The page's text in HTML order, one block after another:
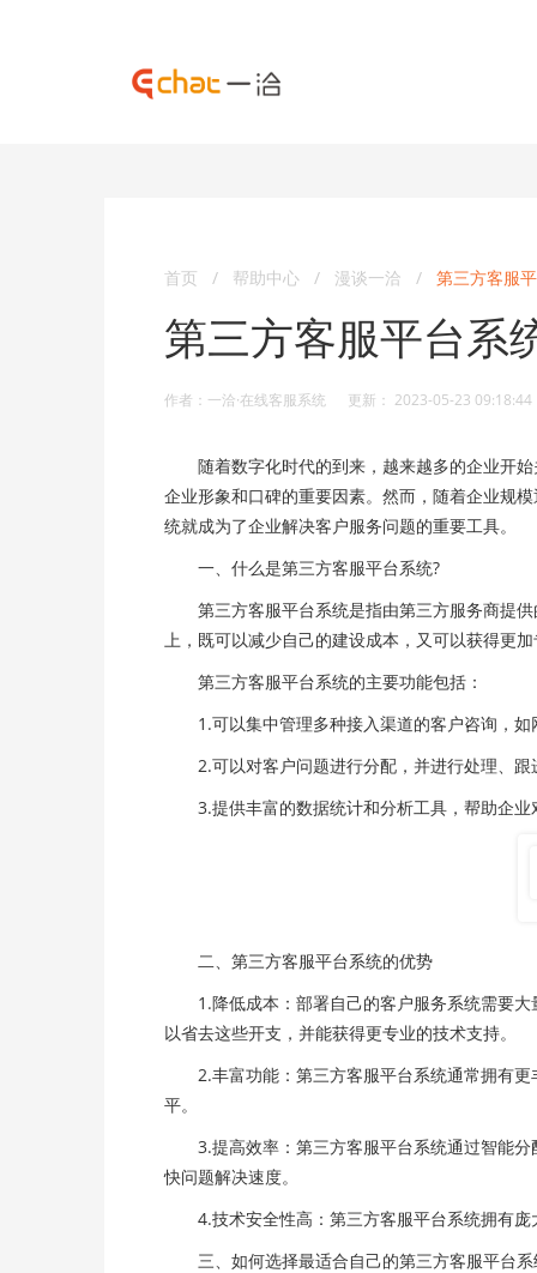
首页 / 帮助中心 / 漫谈一洽 / 第三方客服
第三方客服平台系
作者：一洽·在线客服系统 更新： 2023-05-23 09:18:44
随着数字化时代的到来，越来越多的企业开始
企业形象和口碑的重要因素。然而，随着企业规
统就成为了企业解决客户服务问题的重要工具。
一、什么是第三方客服平台系统?
第三方客服平台系统是指由第三方服务商提供
上，既可以减少自己的建设成本，又可以获得更
第三方客服平台系统的主要功能包括：
1.可以集中管理多种接入渠道的客户咨询，如
2.可以对客户问题进行分配，并进行处理、跟
3.提供丰富的数据统计和分析工具，帮助企业
二、第三方客服平台系统的优势
1.降低成本：部署自己的客户服务系统需要大
以省去这些开支，并能获得更专业的技术支持。
2.丰富功能：第三方客服平台系统通常拥有更
平。
3.提高效率：第三方客服平台系统通过智能分
快问题解决速度。
4.技术安全性高：第三方客服平台系统拥有庞
三、如何选择最适合自己的第三方客服平台系